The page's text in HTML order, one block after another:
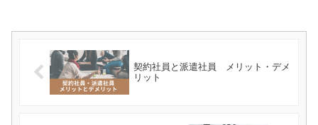
契約社員と派遣社員 メリット・デメ
リット